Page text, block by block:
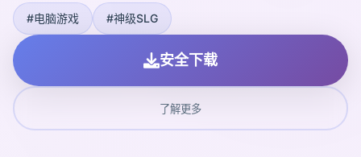
#电脑游戏 #神级SLG
安全下载
了解更多